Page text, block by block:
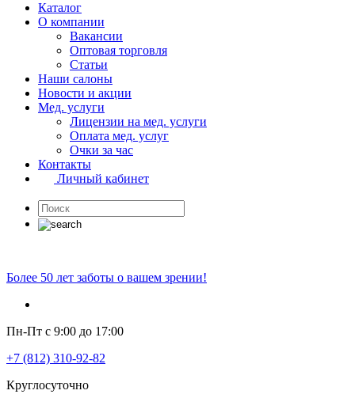
Каталог
О компании
Вакансии
Оптовая торговля
Статьи
Наши салоны
Новости и акции
Мед. услуги
Лицензии на мед. услуги
Оплата мед. услуг
Очки за час
Контакты
Личный кабинет
Более 50 лет заботы о вашем зрении!
Пн-Пт с 9:00 до 17:00
+7 (812) 310-92-82
Круглосуточно